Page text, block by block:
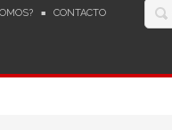
CONTACTO